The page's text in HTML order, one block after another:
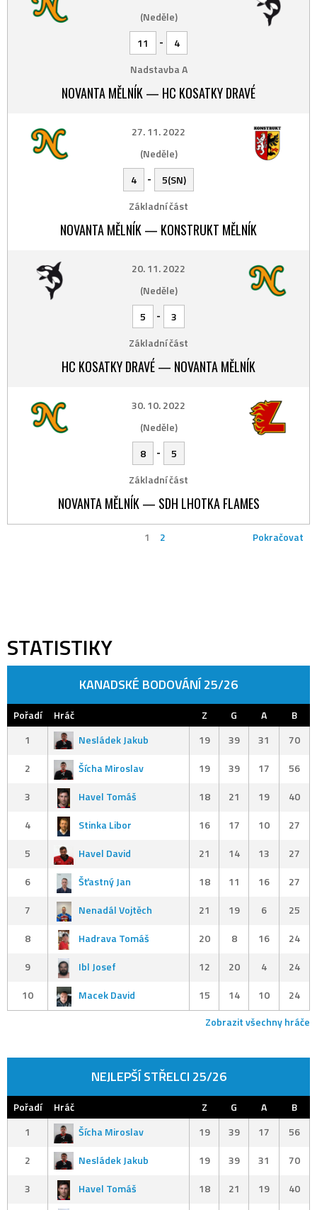
(Neděle)
11
-
4
Nadstavba A
NOVANTA MĚLNÍK — HC KOSATKY DRAVÉ
27. 11. 2022
(Neděle)
4
-
5(SN)
Základní část
NOVANTA MĚLNÍK — KONSTRUKT MĚLNÍK
20. 11. 2022
(Neděle)
5
-
3
Základní část
HC KOSATKY DRAVÉ — NOVANTA MĚLNÍK
30. 10. 2022
(Neděle)
8
-
5
Základní část
NOVANTA MĚLNÍK — SDH LHOTKA FLAMES
1 2 Pokračovat
STATISTIKY
KANADSKÉ BODOVÁNÍ 25/26
Pořadí Hráč Z G A
B
1
Nesládek Jakub 19 39 31
70
2
Šícha Miroslav 19 39 17
56
3
Havel Tomáš 18 21 19
40
4
Stinka Libor 16 17 10
27
5
Havel David 21 14 13
27
6
Šťastný Jan 18 11 16
27
7
Nenadál Vojtěch 21 19 6
25
8
Hadrava Tomáš 20 8 16
24
9
Ibl Josef 12 20 4
24
10
Macek David 15 14 10
24
Zobrazit všechny hráče
NEJLEPŠÍ STŘELCI 25/26
Pořadí Hráč Z G A
B
1
Šícha Miroslav 19 39 17
56
2
Nesládek Jakub 19 39 31
70
3
Havel Tomáš 18 21 19
40